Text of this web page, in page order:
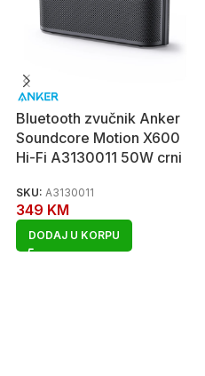
Bluetooth zvučnik Anker
Soundcore Motion X600
Hi-Fi A3130011 50W crni
SKU: A3130011
349 KM
DODAJ U KORPU